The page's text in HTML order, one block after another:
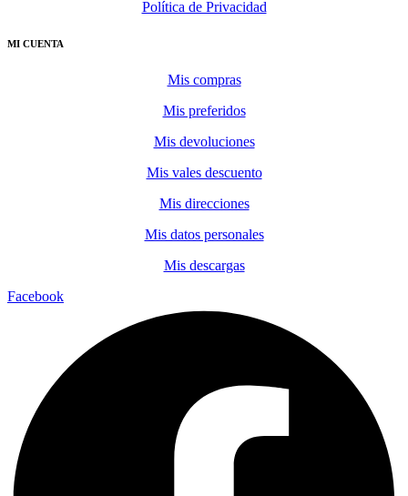
Política de Privacidad
MI CUENTA
Mis compras
Mis preferidos
Mis devoluciones
Mis vales descuento
Mis direcciones
Mis datos personales
Mis descargas
Facebook